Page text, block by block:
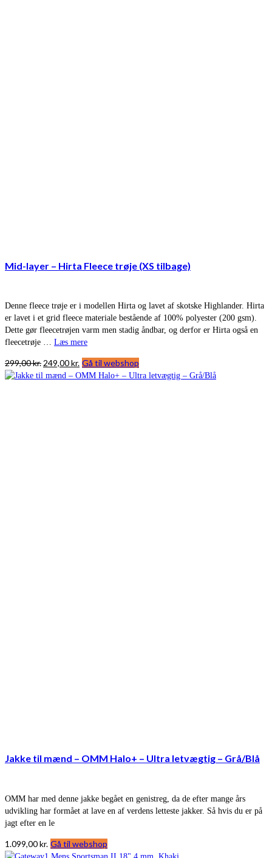
Mid-layer – Hirta Fleece trøje (XS tilbage)
Denne fleece trøje er i modellen Hirta og lavet af skotske Highlander. Hirta
er lavet i et grid fleece materiale bestående af 100% polyester (200 gsm).
Dette gør fleecetrøjen varm men stadig åndbar, og derfor er Hirta også en
fleecetrøje … Læs mere
299,00kr. Den
oprindelige
249,00kr.Den
aktuelle
Gå til webshop
Jakke til mænd – OMM Halo+ – Ultra letvægtig – Grå/Blå
OMM har med denne jakke begået en genistreg, da de efter mange års
udvikling har formået at lave en af verdens letteste jakker. Så hvis du er på
jagt efter en le
1.099,00kr. Gå til webshop